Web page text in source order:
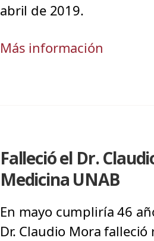
abril de 2019.
Más información
Falleció el Dr.
Medicina UNAB
En mayo cumpliría 46
Dr. Claudio Mora